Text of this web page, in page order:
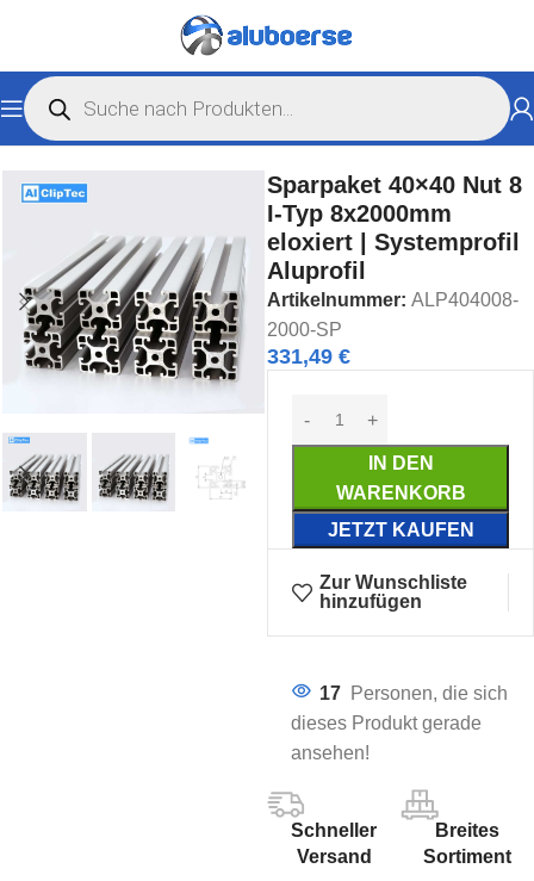
Start Nutprofile Nutprofile I-Typ
Sparpaket 40×40 Nut 8
I-Typ 8x2000mm
eloxiert | Systemprofil
Aluprofil
Artikelnummer: ALP404008-
2000-SP
331,49 €
IN DEN
WARENKORB
JETZT KAUFEN
Zur Wunschliste
hinzufügen
17 Personen, die sich
dieses Produkt gerade
ansehen!
Schneller
Versand
Breites
Sortiment